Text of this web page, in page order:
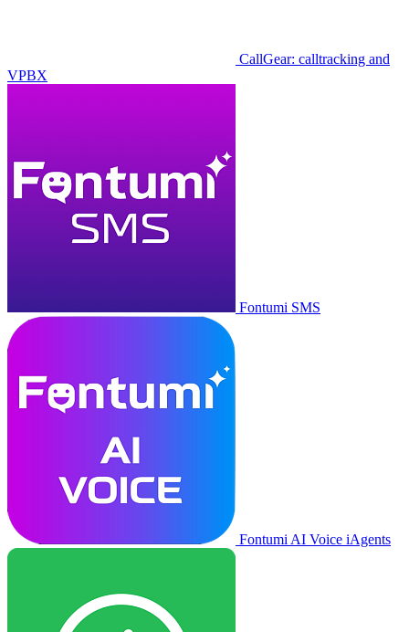
CallGear: calltracking and
VPBX
Fontumi SMS
Fontumi AI Voice iAgents